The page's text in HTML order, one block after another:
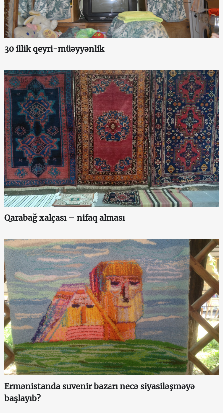
30 illik qeyri-müəyyənlik
Qarabağ xalçası – nifaq alması
Ermənistanda suvenir bazarı necə siyasiləşməyə
başlayıb?